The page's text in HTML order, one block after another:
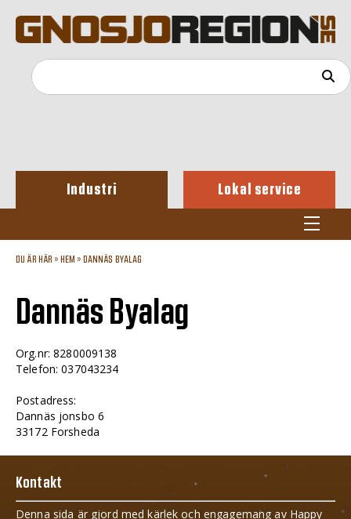
Industri Lokal service
DU ÄR HÄR » HEM » DANNÄS BYALAG
Dannäs Byalag
Org.nr: 8280009138
Telefon: 037043234
Postadress:
Dannäs jonsbo 6
33172 Forsheda
Kontakt
Denna sida är gjord med kärlek och engagemang av Happy